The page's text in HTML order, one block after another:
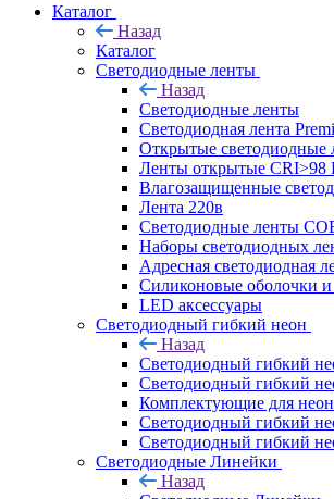
Каталог
Назад
Каталог
Светодиодные ленты
Назад
Светодиодные ленты
Светодиодная лента
Открытые светодиодные
Ленты открытые CRI>98
Влагозащищенные
Лента 220в
Светодиодные ленты
Наборы светодиодных
Адресная светодиодная
Силиконовые оболочки
LED аксессуары
Светодиодный гибкий неон
Назад
Светодиодный гибкий
Светодиодный гибкий
Комплектующие для
Светодиодный гибкий
Светодиодный гибкий
Светодиодные Линейки
Назад